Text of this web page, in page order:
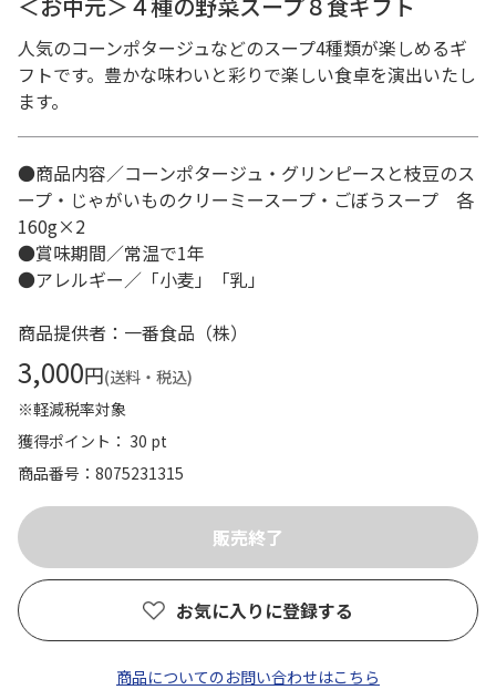
人気のコーンポタージュなどのスープ4種類が楽しめるギ
フトです。豊かな味わいと彩りで楽しい食卓を演出いたし
ます。
●商品内容／コーンポタージュ・グリンピースと枝豆のス
ープ・じゃがいものクリーミースープ・ごぼうスープ 各
160g×2
●賞味期間／常温で1年
●アレルギー／「小麦」「乳」
商品提供者：一番食品（株）
3,000円(送料・税込)
※軽減税率対象
獲得ポイント： 30 pt
商品番号
8075231315
お気に入りに登録する
商品についてのお問い合わせはこちら